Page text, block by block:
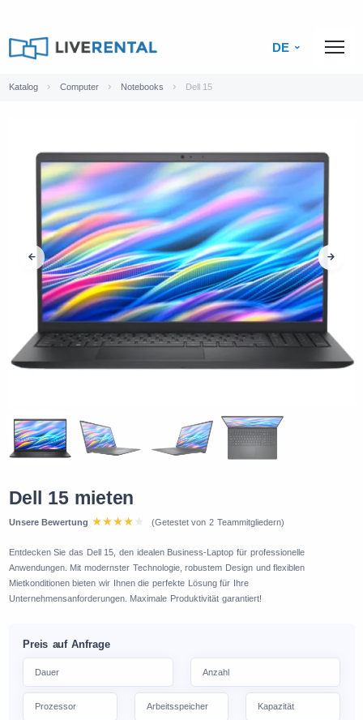
DE
Katalog Computer Notebooks Dell 15
Dell 15 mieten
Unsere Bewertung (Getestet von 2 Teammitgliedern)
Entdecken Sie das Dell 15, den idealen Business-Laptop für professionelle
Anwendungen. Mit modernster Technologie, robustem Design und flexiblen
Mietkonditionen bieten wir Ihnen die perfekte Lösung für Ihre
Unternehmensanforderungen. Maximale Produktivität garantiert!
Preis auf Anfrage